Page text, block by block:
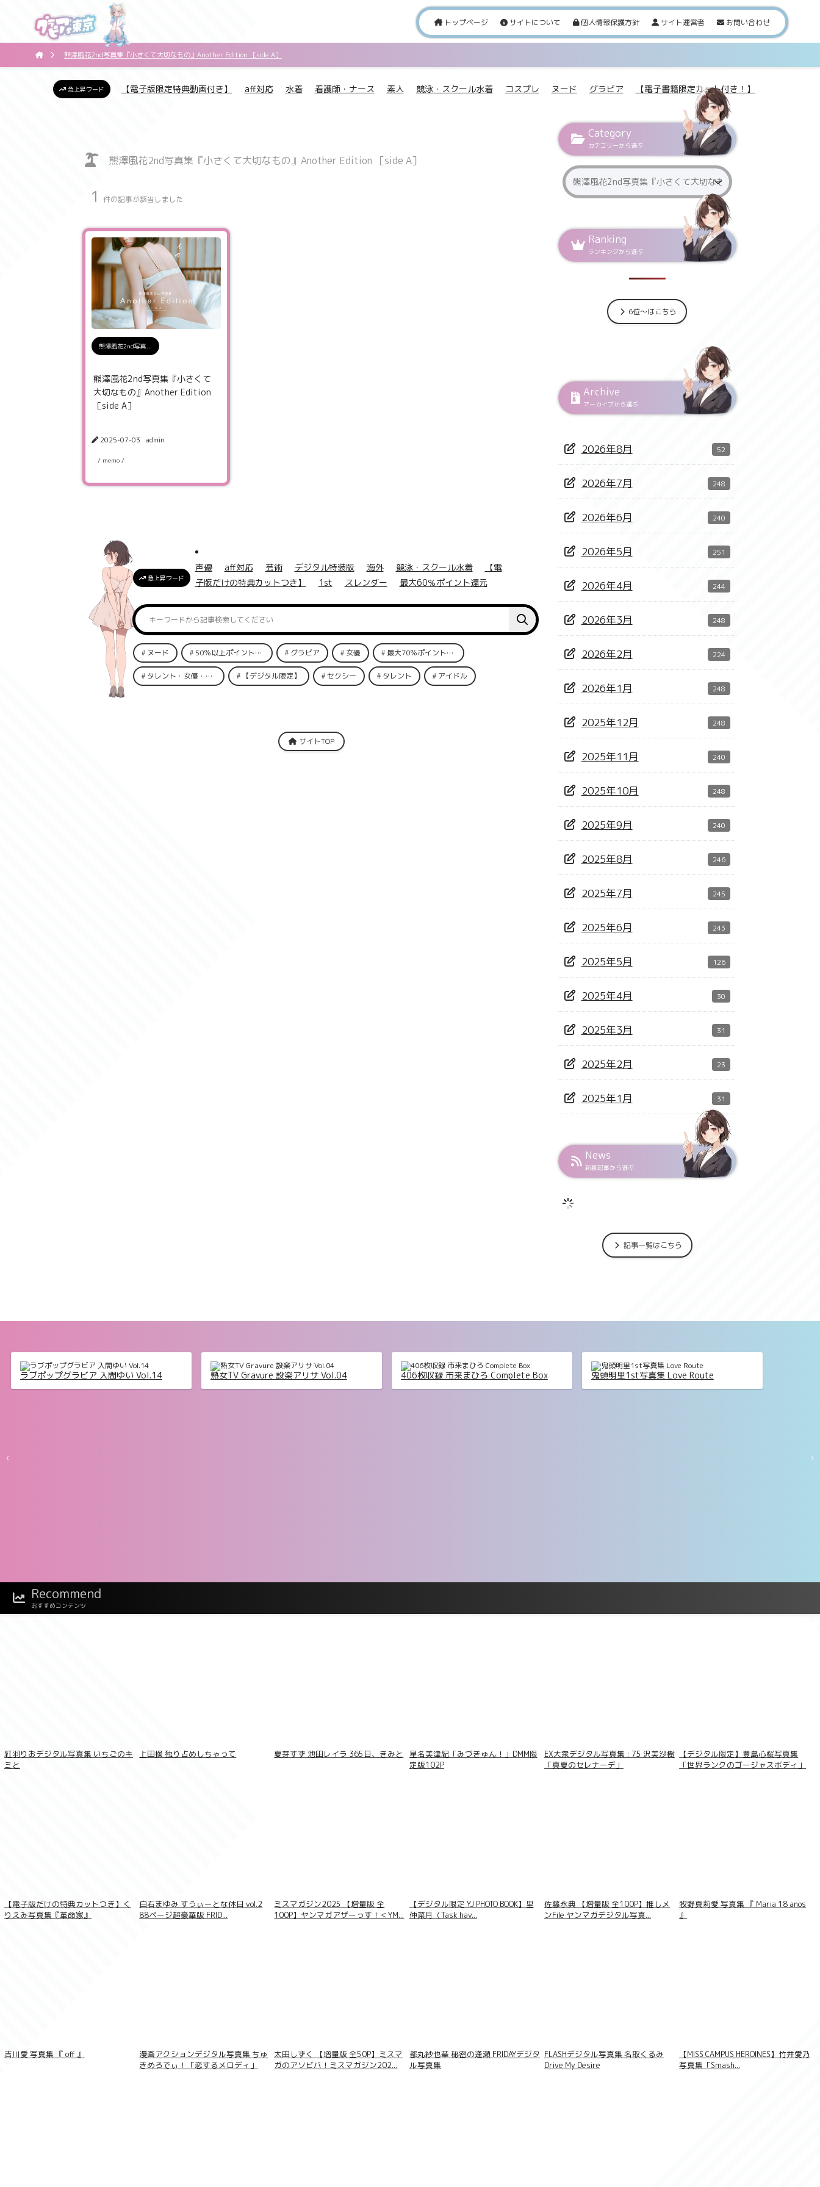
トップページ サイトについて 個人情報保護方針 サイト運営者 お問い合わせ
熊澤風花2nd写真集『小さくて大切なもの』Another Edition ［side A］
急上昇ワード 【電子版限定特典動画付き】 aff対応 水着 看護師・ナース 素人 競泳・スクール水着 コスプレ ヌード グラビア 【電子書籍限定カット付き！】
熊澤風花2nd写真集『小さくて大切なもの』Another Edition ［side A］
1 件の記事が該当しました
熊澤風花2nd写真...
熊澤風花2nd写真集『小さくて
大切なもの』Another Edition
［side A］
2025-07-03 admin
/ memo /
急上昇ワード
声優 aff対応 芸術 デジタル特装版 海外 競泳・スクール水着
【電
子版だけの特典カットつき】
1st スレンダー 最大60％ポイント還元
ヌード 50％以上ポイント還元 グラビア 女優 最大70％ポイント還元
タレント・女優・俳優 【デジタル限定】 セクシー タレント アイドル
サイトTOP
Category
カテゴリーから選ぶ
Ranking
ランキングから選ぶ
6位～はこちら
Archive
アーカイブから選ぶ
2026年8月 52
2026年7月 248
2026年6月 240
2026年5月 251
2026年4月 244
2026年3月 248
2026年2月 224
2026年1月 248
2025年12月 248
2025年11月 240
2025年10月 248
2025年9月 240
2025年8月 246
2025年7月 245
2025年6月 243
2025年5月 126
2025年4月 30
2025年3月 31
2025年2月 23
2025年1月 31
News
新着記事から選ぶ
記事一覧はこちら
ラブポップグラビア 入間ゆい Vol.14 熟女TV Gravure 設楽アリサ Vol.04 406枚収録 市来まひろ Complete Box 鬼頭明里1st写真集 Love Route
メイドポーズ360° No.009 仲根詩織 スワ
イプすれば全てが見れる！ 依写真集「羽色日和」 星写真集「きらら、キラリ」
‹ ›
Recommend
おすすめコンテンツ
紅羽りおデジタル写真集 いちごのキ
ミと
上田操 独り占めしちゃって 夏芽すず 池田レイラ 365日、きみと
星名美津紀「みづきゅん！」DMM限
定版102P
EX大衆デジタル写真集 : 75 沢美沙樹
「真夏のセレナーデ」
【デジタル限定】豊島心桜写真集
「世界ランクのゴージャスボディ」
【電子版だけの特典カットつき】く
りえみ写真集『革命家』
白石まゆみ すうぃーとな休日 vol.2
88ページ超豪華版 FRID...
ミスマガジン2025 【増量版 全
100P】ヤンマガアザーっす！＜YM...
【デジタル限定 YJ PHOTO BOOK】里
仲菜月（Task hav...
佐藤永典 【増量版 全100P】推しメ
ンFile ヤンマガデジタル写真...
牧野真莉愛 写真集 『 Maria 18 anos
』
吉川愛 写真集 『 off 』
漫画アクションデジタル写真集 ちゅ
きめろでぃ！「恋するメロディ」
太田しずく 【増量版 全50P】ミスマ
ガのアソビバ！ミスマガジン202...
都丸紗也華 秘密の逢瀬 FRIDAYデジタ
ル写真集
FLASHデジタル写真集 名取くるみ
Drive My Desire
【MISS CAMPUS HEROINES】竹井愛乃
写真集「Smash...